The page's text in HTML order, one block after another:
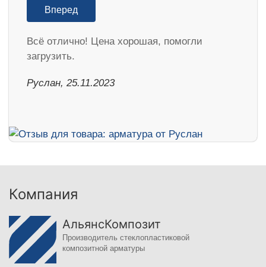
Вперед
Всё отлично! Цена хорошая, помогли
загрузить.
Руслан, 25.11.2023
Компания
АльянсКомпозит
Производитель стеклопластиковой
композитной арматуры